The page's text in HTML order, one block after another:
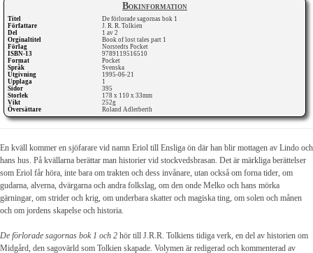
Bokinformation
Titel
De förlorade sagornas bok 1
Författare
J. R. R. Tolkien
Del
1 av 2
Orginaltitel
Book of lost tales part 1
Förlag
Norstedts Pocket
ISBN-13
9789119516510
Format
Pocket
Språk
Svenska
Utgivning
1995-06-21
Upplaga
1
Sidor
395
Storlek
178 x 110 x 33mm
Vikt
252g
Översättare
Roland Adlerberth
En kväll kommer en sjöfarare vid namn Eriol till Ensliga ön där han blir mottagen av Lindo och
hans hus. På kvällarna berättar man historier vid stockvedsbrasan. Det är märkliga berättelser
som Eriol får höra, inte bara om trakten och dess invånare, utan också om forna tider, om
gudarna, alverna, dvärgarna och andra folkslag, om den onde Melko och hans mörka
gärningar, om strider och krig, om underbara skatter och magiska ting, om solen och månen
och om jordens skapelse och historia.
De förlorade sagornas bok 1 och 2 hör till J.R.R. Tolkiens tidiga verk, en del av historien om
Midgård, den sagovärld som Tolkien skapade. Volymen är redigerad och kommenterad av